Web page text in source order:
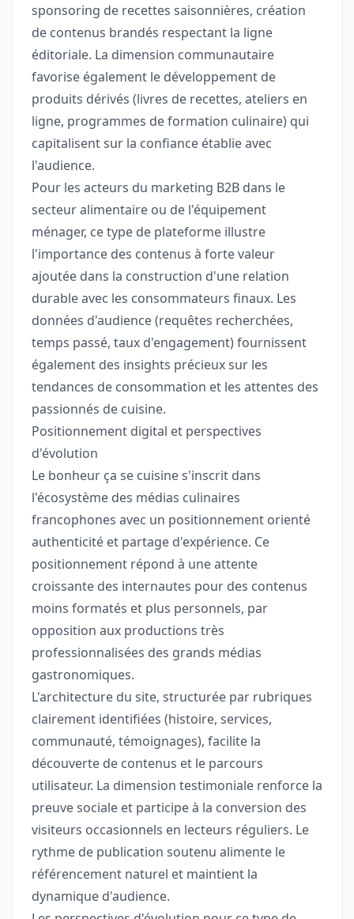
sponsoring de recettes saisonnières, création
de contenus brandés respectant la ligne
éditoriale. La dimension communautaire
favorise également le développement de
produits dérivés (livres de recettes, ateliers en
ligne, programmes de formation culinaire) qui
capitalisent sur la confiance établie avec
l'audience.
Pour les acteurs du marketing B2B dans le
secteur alimentaire ou de l'équipement
ménager, ce type de plateforme illustre
l'importance des contenus à forte valeur
ajoutée dans la construction d'une relation
durable avec les consommateurs finaux. Les
données d'audience (requêtes recherchées,
temps passé, taux d'engagement) fournissent
également des insights précieux sur les
tendances de consommation et les attentes des
passionnés de cuisine.
Positionnement digital et perspectives
d'évolution
Le bonheur ça se cuisine s'inscrit dans
l'écosystème des médias culinaires
francophones avec un positionnement orienté
authenticité et partage d'expérience. Ce
positionnement répond à une attente
croissante des internautes pour des contenus
moins formatés et plus personnels, par
opposition aux productions très
professionnalisées des grands médias
gastronomiques.
L'architecture du site, structurée par rubriques
clairement identifiées (histoire, services,
communauté, témoignages), facilite la
découverte de contenus et le parcours
utilisateur. La dimension testimoniale renforce la
preuve sociale et participe à la conversion des
visiteurs occasionnels en lecteurs réguliers. Le
rythme de publication soutenu alimente le
référencement naturel et maintient la
dynamique d'audience.